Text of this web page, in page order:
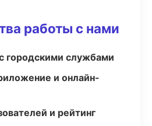
работы с нами
городскими службами
и онлайн-
и рейтинг